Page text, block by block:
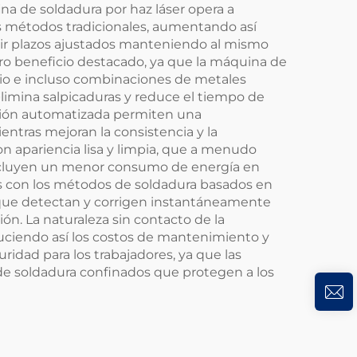
de soldadura por haz láser opera a
tradicionales, aumentando así
plazos ajustados manteniendo al mismo
beneficio destacado, ya que la máquina de
e incluso combinaciones de metales
salpicaduras y reduce el tiempo de
automatizada permiten una
mejoran la consistencia y la
apariencia lisa y limpia, que a menudo
un menor consumo de energía en
los métodos de soldadura basados en
detectan y corrigen instantáneamente
La naturaleza sin contacto de la
así los costos de mantenimiento y
para los trabajadores, ya que las
soldadura confinados que protegen a los